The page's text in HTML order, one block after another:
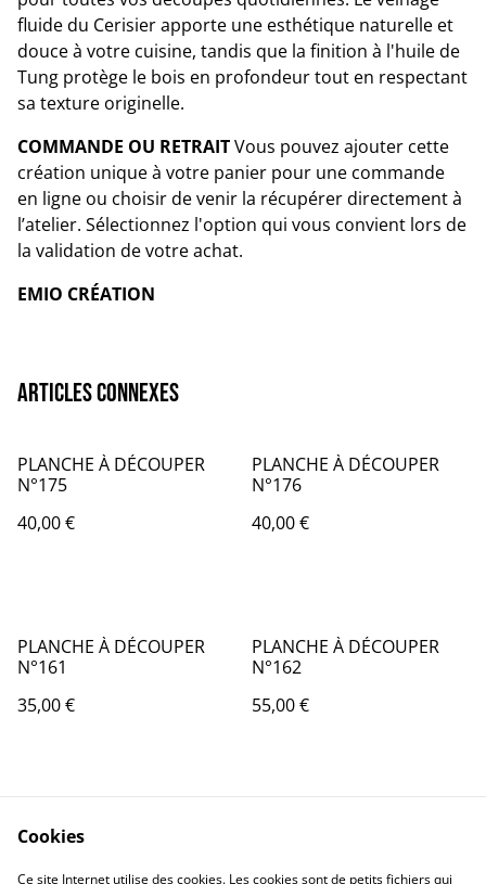
fluide du Cerisier apporte une esthétique naturelle et
douce à votre cuisine, tandis que la finition à l'huile de
Tung protège le bois en profondeur tout en respectant
sa texture originelle.
COMMANDE OU RETRAITVous pouvez ajouter cette
création unique à votre panier pour une commande
en ligne ou choisir de venir la récupérer directement à
l’atelier. Sélectionnez l'option qui vous convient lors de
la validation de votre achat.
EMIO CRÉATION
Articles connexes
PLANCHE À DÉCOUPER
N°175
40,00 €
PLANCHE À DÉCOUPER
N°176
40,00 €
PLANCHE À DÉCOUPER
N°161
35,00 €
PLANCHE À DÉCOUPER
N°162
55,00 €
Cookies
Ce site Internet utilise des cookies. Les cookies sont de petits fichiers qui